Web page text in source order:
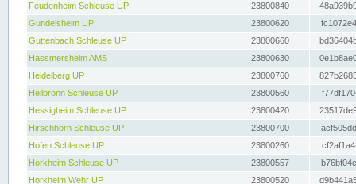
Feudenheim Schleuse UP
23800840
Gundelsheim UP
23800620
Guttenbach Schleuse UP
23800660
Hassmersheim AMS
23800630
Heidelberg UP
23800760
Heilbronn Schleuse UP
23800560
Hessigheim Schleuse UP
23800420
Hirschhorn Schleuse UP
23800700
Hofen Schleuse UP
23800260
Horkheim Schleuse UP
23800557
Horkheim Wehr UP
23800520